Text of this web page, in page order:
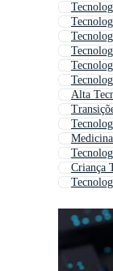
Alta
Criança